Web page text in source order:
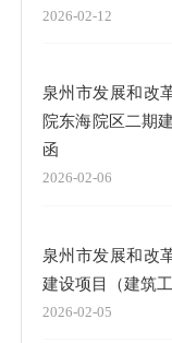
2026-02-12
泉州市发展和改
院东海院区二期
函
2026-02-06
泉州市发展和改
建设项目（建筑
2026-02-05